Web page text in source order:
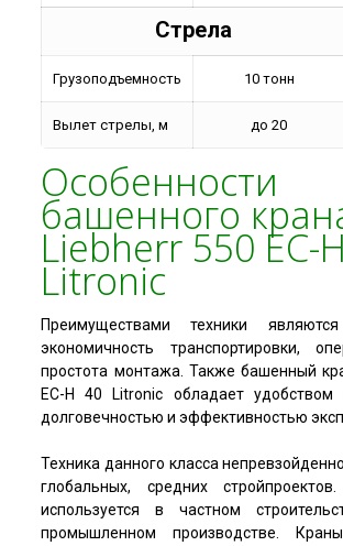
Стрела
Грузоподъемность 10 тонн
Вылет стрелы, м до 20
Особенности
башенного
Liebherr 550 EC-
Litronic
Преимуществами техники
экономичность транспортировки,
простота монтажа. Также башенный
EC-H 40 Litronic обладает удобством
долговечностью и эффективностью
Техника данного класса
глобальных, средних
используется в частном
промышленном производстве.